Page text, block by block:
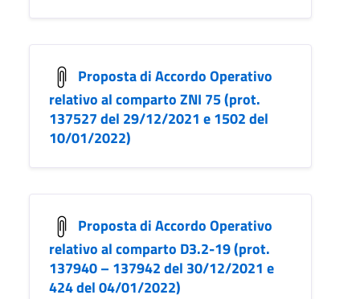
Proposta di Accordo Operativo
relativo al comparto ZNI 75 (prot.
137527 del 29/12/2021 e 1502 del
10/01/2022)
Proposta di Accordo Operativo
relativo al comparto D3.2-19 (prot.
137940 – 137942 del 30/12/2021 e
424 del 04/01/2022)